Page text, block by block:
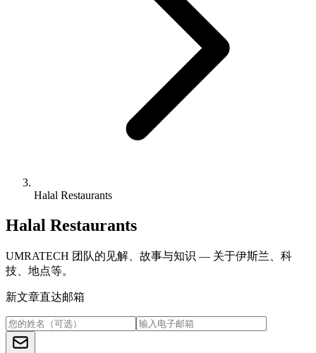
Halal Restaurants
Halal Restaurants
UMRATECH 团队的见解、故事与知识 — 关于伊斯兰、科
技、地点等。
新文章直达邮箱